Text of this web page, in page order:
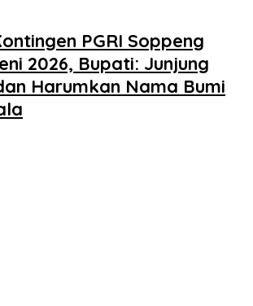
PGRI Soppeng
2026, Bupati: Junjung
Harumkan Nama Bumi